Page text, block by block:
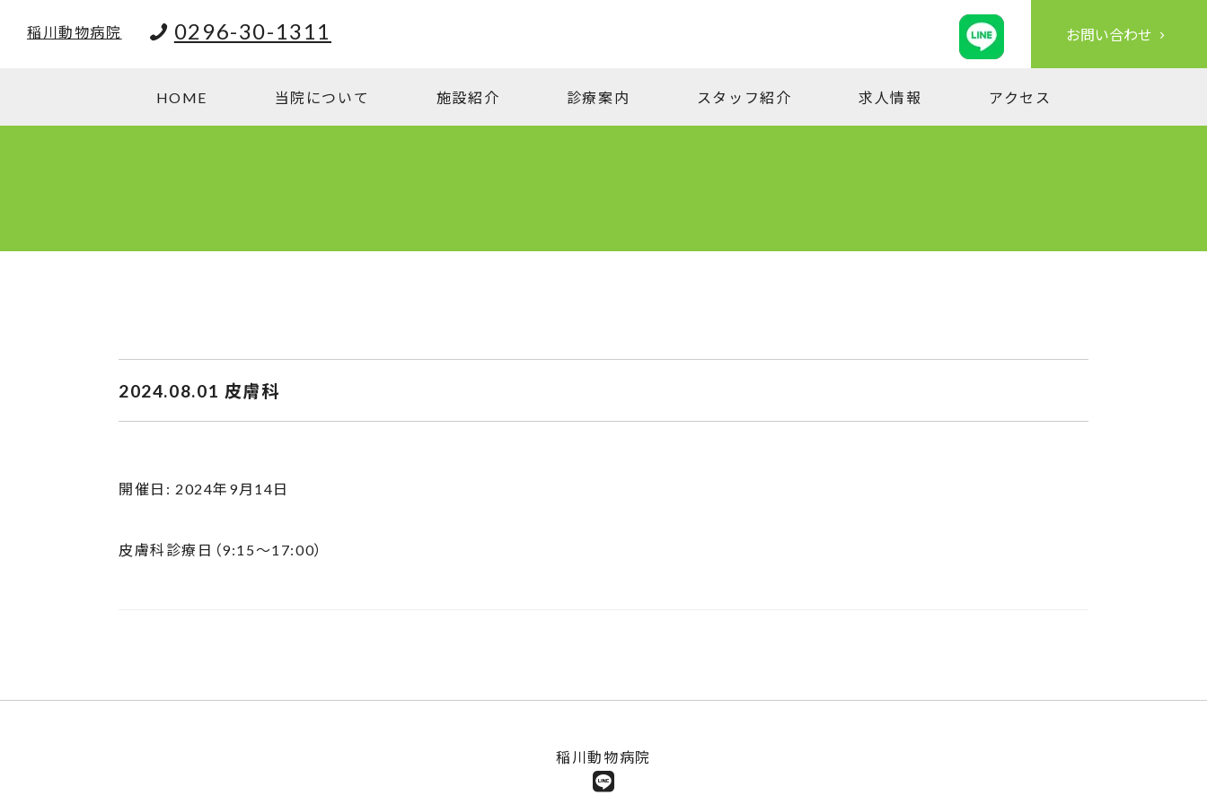
稲川動物病院 0296-30-1311 お問い合わせ
HOME 当院について 施設紹介 診療案内 スタッフ紹介 求人情報 アクセス
2024.08.01 皮膚科
開催日: 2024年9月14日
皮膚科診療日（9:15〜17:00）
稲川動物病院